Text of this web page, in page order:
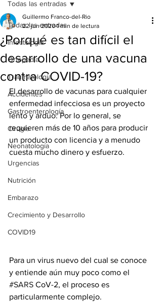
Todas las entradas
Infectología
Ortopedia
Traumatología
Accidentes
Gastroenterología
Cirugía
Neonatología
Urgencias
Nutrición
Embarazo
Crecimiento y Desarrollo
COVID19
Todas las entradas
¿Porqué es tan difícil el
desarrollo de una vacuna
contra COVID-19?
Guillermo Franco-del-Rio
22 jun 2020 1 min de lectura
El desarrollo de vacunas para cualquier
enfermedad infecciosa es un proyecto
lento y arduo. Por lo general, se
requieren más de 10 años para producir
un producto con licencia y a menudo
cuesta mucho dinero y esfuerzo.
Para un virus nuevo del cual se conoce
y entiende aún muy poco como el
#SARS CoV-2, el proceso es
particularmente complejo.